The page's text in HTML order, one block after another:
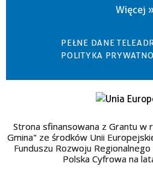
Więcej »
PEŁNE DANE
POLITYKA
Strona sfinansowana z Grantu w
Gmina" ze środków Unii
Funduszu Rozwoju
Polska Cyfrowa na